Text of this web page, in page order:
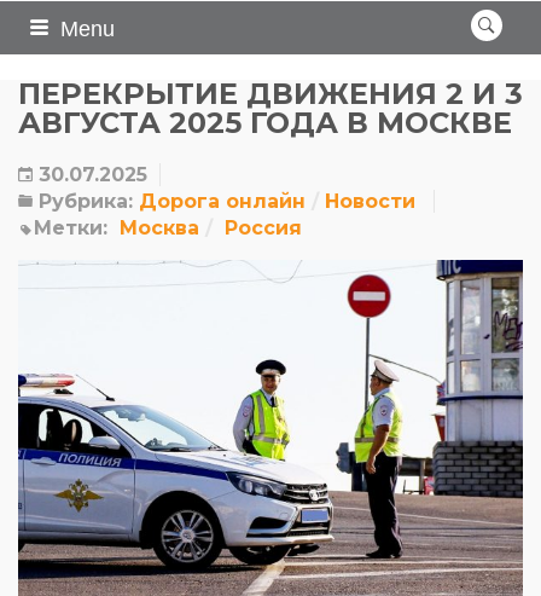
Menu
ПЕРЕКРЫТИЕ ДВИЖЕНИЯ 2 И 3
АВГУСТА 2025 ГОДА В МОСКВЕ
30.07.2025
Рубрика: Дорога онлайн
Новости
Метки: Москва Россия